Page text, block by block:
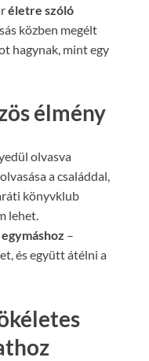
életre szóló
közben megélt
hagynak, mint egy
élmény
olvasva
a családdal,
könyvklub
lehet.
–
és együtt átélni a